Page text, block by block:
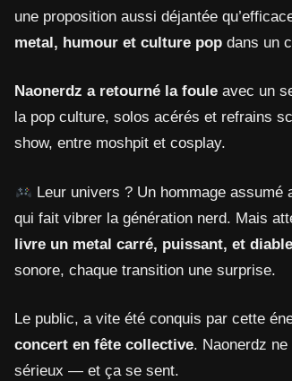
une proposition aussi déjantée
metal, humour et culture pop dans un
Naonerdz a retourné la foule avec un
la pop culture, solos acérés et refrains
show, entre moshpit et cosplay.
Leur univers ? Un hommage
qui fait vibrer la génération nerd. Mais
livre un metal carré, puissant, et
sonore, chaque transition une surprise.
Le public, a vite été conquis par cette
concert en fête collective. Naonerdz
sérieux — et ça se sent.